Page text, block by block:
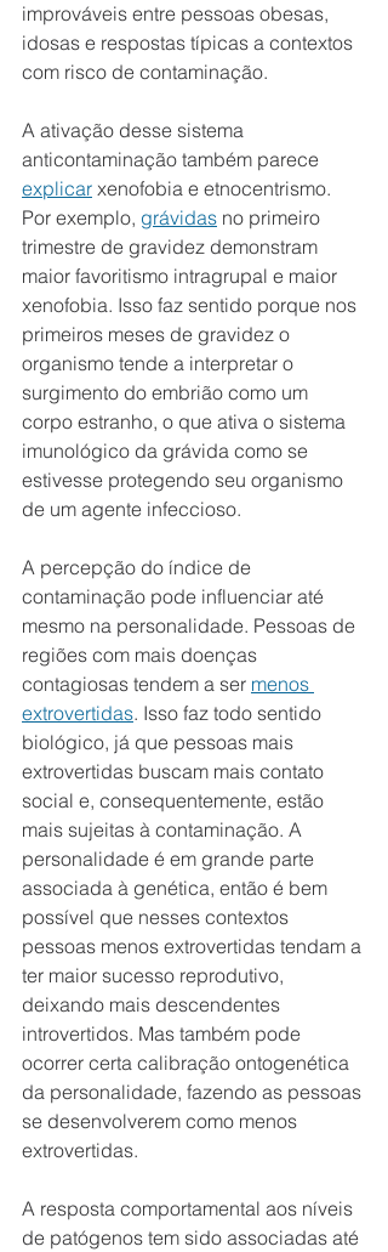
improváveis entre pessoas obesas,
idosas e respostas típicas a contextos
com risco de contaminação.
A ativação desse sistema
anticontaminação também parece
explicar xenofobia e etnocentrismo.
Por exemplo, grávidas no primeiro
trimestre de gravidez demonstram
maior favoritismo intragrupal e maior
xenofobia. Isso faz sentido porque nos
primeiros meses de gravidez o
organismo tende a interpretar o
surgimento do embrião como um
corpo estranho, o que ativa o sistema
imunológico da grávida como se
estivesse protegendo seu organismo
de um agente infeccioso.
A percepção do índice de
contaminação pode influenciar até
mesmo na personalidade. Pessoas de
regiões com mais doenças
contagiosas tendem a ser menos
extrovertidas. Isso faz todo sentido
biológico, já que pessoas mais
extrovertidas buscam mais contato
social e, consequentemente, estão
mais sujeitas à contaminação. A
personalidade é em grande parte
associada à genética, então é bem
possível que nesses contextos
pessoas menos extrovertidas tendam a
ter maior sucesso reprodutivo,
deixando mais descendentes
introvertidos. Mas também pode
ocorrer certa calibração ontogenética
da personalidade, fazendo as pessoas
se desenvolverem como menos
extrovertidas.
A resposta comportamental aos níveis
de patógenos tem sido associadas até